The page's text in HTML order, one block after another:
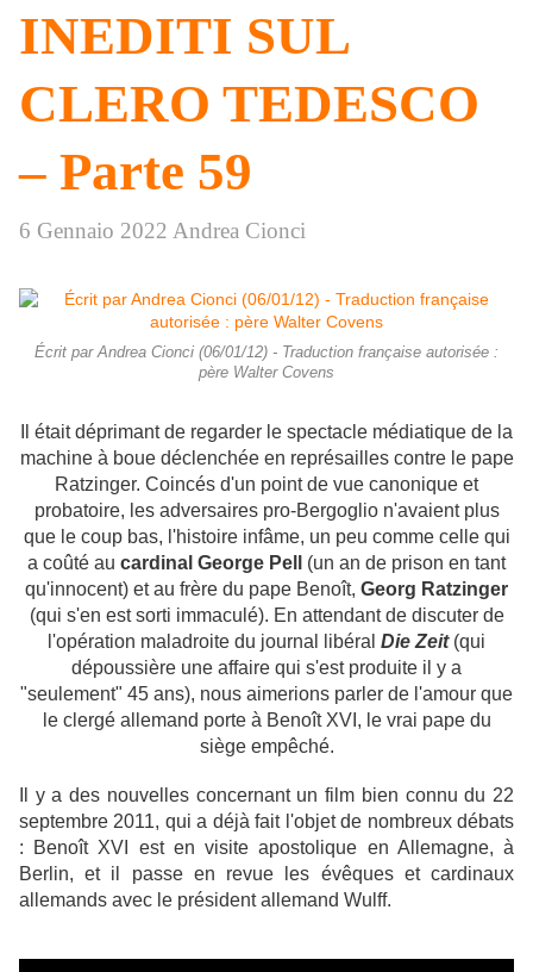
INEDITI SUL
CLERO TEDESCO
– Parte 59
6 Gennaio 2022 Andrea Cionci
Écrit par Andrea Cionci (06/01/12) - Traduction française autorisée :
père Walter Covens
Il était déprimant de regarder le spectacle médiatique de la
machine à boue déclenchée en représailles contre le pape
Ratzinger. Coincés d'un point de vue canonique et
probatoire, les adversaires pro-Bergoglio n'avaient plus
que le coup bas, l'histoire infâme, un peu comme celle qui
a coûté au cardinal George Pell
(un an de prison en tant
qu'innocent) et au frère du pape Benoît, Georg Ratzinger
(qui s'en est sorti immaculé). En attendant de discuter de
l'opération maladroite du journal libéral Die Zeit(qui
dépoussière une affaire qui s'est produite il y a
"seulement" 45 ans), nous aimerions parler de l'amour que
le clergé allemand porte à Benoît XVI, le vrai pape du
siège empêché.
Il y a des nouvelles concernant un film bien connu du 22
septembre 2011, qui a déjà fait l'objet de nombreux débats
: Benoît XVI est en visite apostolique en Allemagne, à
Berlin, et il passe en revue les évêques et cardinaux
allemands avec le président allemand Wulff.